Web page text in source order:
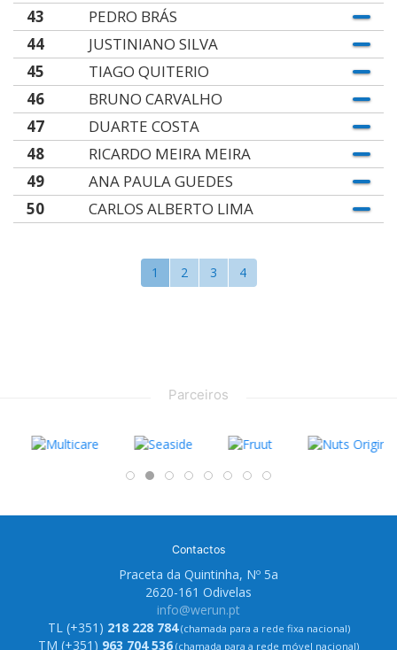
43
PEDRO BRÁS
44
JUSTINIANO SILVA
45
TIAGO QUITERIO
46
BRUNO CARVALHO
47
DUARTE COSTA
48
RICARDO MEIRA MEIRA
49
ANA PAULA GUEDES
50
CARLOS ALBERTO LIMA
1 2 3 4
Parceiros
Contactos
Praceta da Quintinha, Nº 5a
2620-161 Odivelas
info@werun.pt
TL (+351) 218 228 784(chamada para a rede fixa nacional)
TM (+351) 963 704 536 (chamada para a rede móvel nacional)